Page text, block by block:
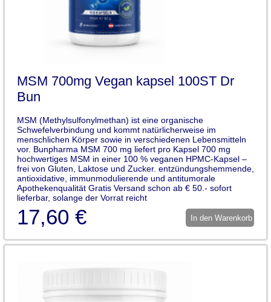
MSM 700mg Vegan kapsel 100ST Dr
Bun
MSM (Methylsulfonylmethan) ist eine organische
Schwefelverbindung und kommt natürlicherweise im
menschlichen Körper sowie in verschiedenen Lebensmitteln
vor. Bunpharma MSM 700 mg liefert pro Kapsel 700 mg
hochwertiges MSM in einer 100 % veganen HPMC-Kapsel –
frei von Gluten, Laktose und Zucker. entzündungshemmende,
antioxidative, immunmodulierende und antitumorale
Apothekenqualität Gratis Versand schon ab € 50.- sofort
lieferbar, solange der Vorrat reicht
17,60 € In den Warenkorb